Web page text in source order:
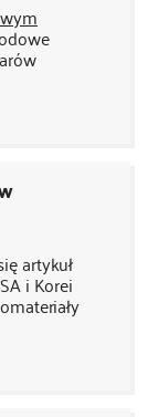
artykuł
i Korei